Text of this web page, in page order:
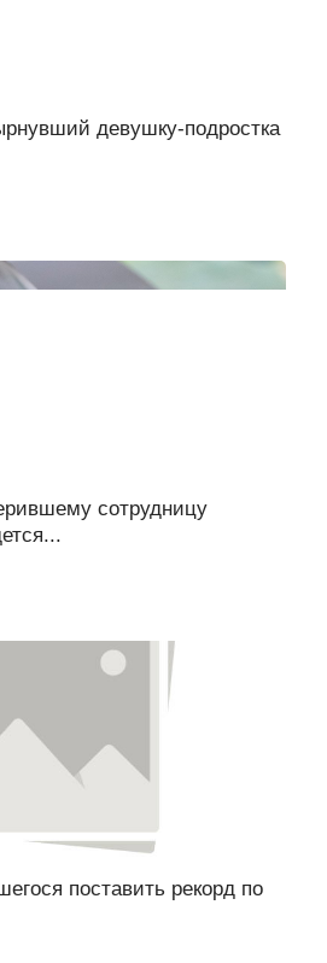
девушку-подростка
сотрудницу
поставить рекорд по